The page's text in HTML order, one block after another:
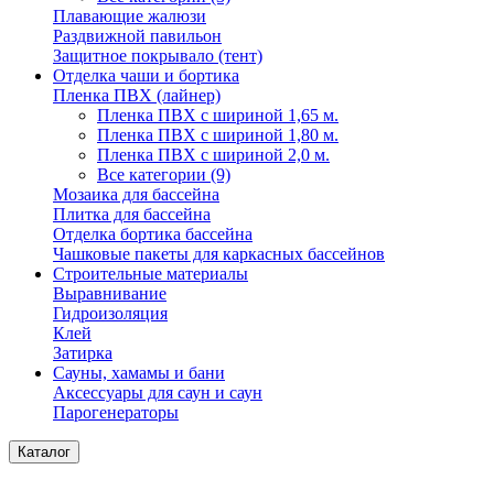
Плавающие жалюзи
Раздвижной павильон
Защитное покрывало (тент)
Отделка чаши и бортика
Пленка ПВХ (лайнер)
Пленка ПВХ с шириной 1,65 м.
Пленка ПВХ с шириной 1,80 м.
Пленка ПВХ с шириной 2,0 м.
Все категории (9)
Мозаика для бассейна
Плитка для бассейна
Отделка бортика бассейна
Чашковые пакеты для каркасных бассейнов
Строительные материалы
Выравнивание
Гидроизоляция
Клей
Затирка
Сауны, хамамы и бани
Аксессуары для саун и саун
Парогенераторы
Каталог